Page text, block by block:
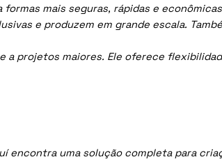
mais seguras, rápidas e
e produzem em grande escala.
a projetos maiores. Ele oferece
encontra uma solução completa para